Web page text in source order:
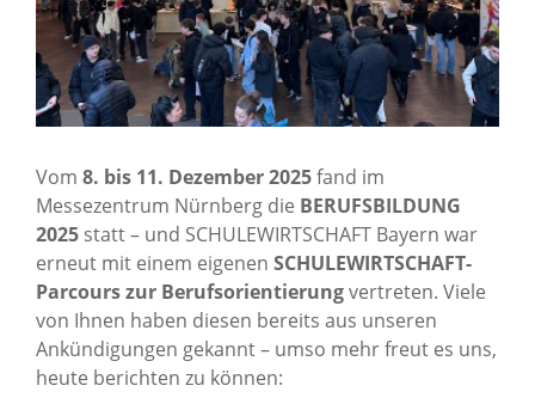
Vom 8. bis 11. Dezember 2025fand im
Messezentrum Nürnberg die BERUFSBILDUNG
2025 statt – und SCHULEWIRTSCHAFT Bayern war
erneut mit einem eigenen SCHULEWIRTSCHAFT-
Parcours zur Berufsorientierungvertreten. Viele
von Ihnen haben diesen bereits aus unseren
Ankündigungen gekannt – umso mehr freut es uns,
heute berichten zu können: